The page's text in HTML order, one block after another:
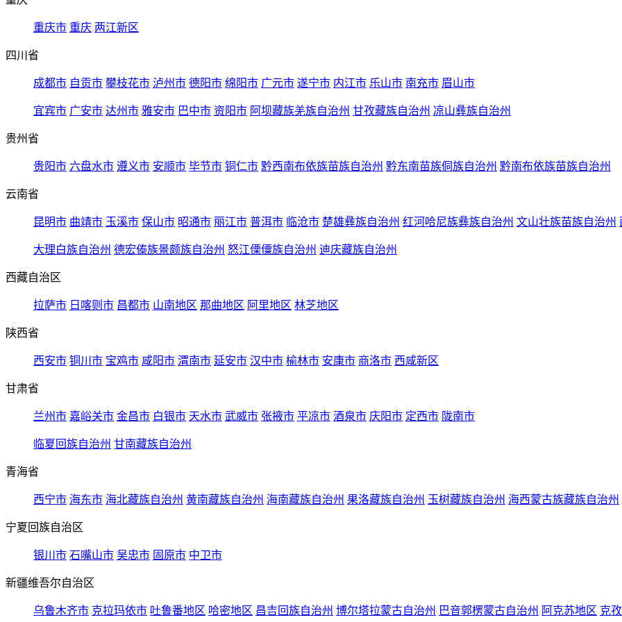
重庆市 重庆 两江新区
四川省
成都市 自贡市 攀枝花市 泸州市 德阳市 绵阳市 广元市 遂宁市 内江市 乐山市 南充市 眉山市
宜宾市 广安市 达州市 雅安市 巴中市 资阳市 阿坝藏族羌族自治州 甘孜藏族自治州 凉山彝族自治州
贵州省
贵阳市 六盘水市 遵义市 安顺市 毕节市 铜仁市 黔西南布依族苗族自治州 黔东南苗族侗族自治州 黔南布依族苗族自治州
云南省
昆明市 曲靖市 玉溪市 保山市 昭通市 丽江市 普洱市 临沧市 楚雄彝族自治州 红河哈尼族彝族自治州 文山壮族苗族自治州
大理白族自治州 德宏傣族景颇族自治州 怒江傈僳族自治州 迪庆藏族自治州
西藏自治区
拉萨市 日喀则市 昌都市 山南地区 那曲地区 阿里地区 林芝地区
陕西省
西安市 铜川市 宝鸡市 咸阳市 渭南市 延安市 汉中市 榆林市 安康市 商洛市 西咸新区
甘肃省
兰州市 嘉峪关市 金昌市 白银市 天水市 武威市 张掖市 平凉市 酒泉市 庆阳市 定西市 陇南市
临夏回族自治州 甘南藏族自治州
青海省
西宁市 海东市 海北藏族自治州 黄南藏族自治州 海南藏族自治州 果洛藏族自治州 玉树藏族自治州 海西蒙古族藏族自治州
宁夏回族自治区
银川市 石嘴山市 吴忠市 固原市 中卫市
新疆维吾尔自治区
乌鲁木齐市 克拉玛依市 吐鲁番地区 哈密地区 昌吉回族自治州 博尔塔拉蒙古自治州 巴音郭楞蒙古自治州 阿克苏地区 克